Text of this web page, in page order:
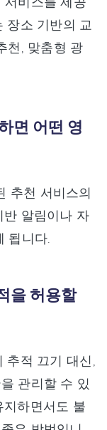
장소 기반의 교
천, 맞춤형 광
면 어떤 영
추천 서비스의
알림이나 자
됩니다.
을 허용할
적 끄기 대신,
관리할 수 있
하면서도 불